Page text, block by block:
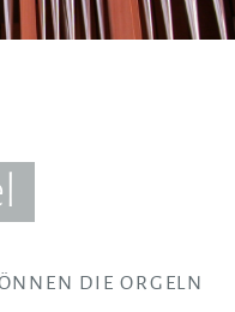
DIE ORGELN